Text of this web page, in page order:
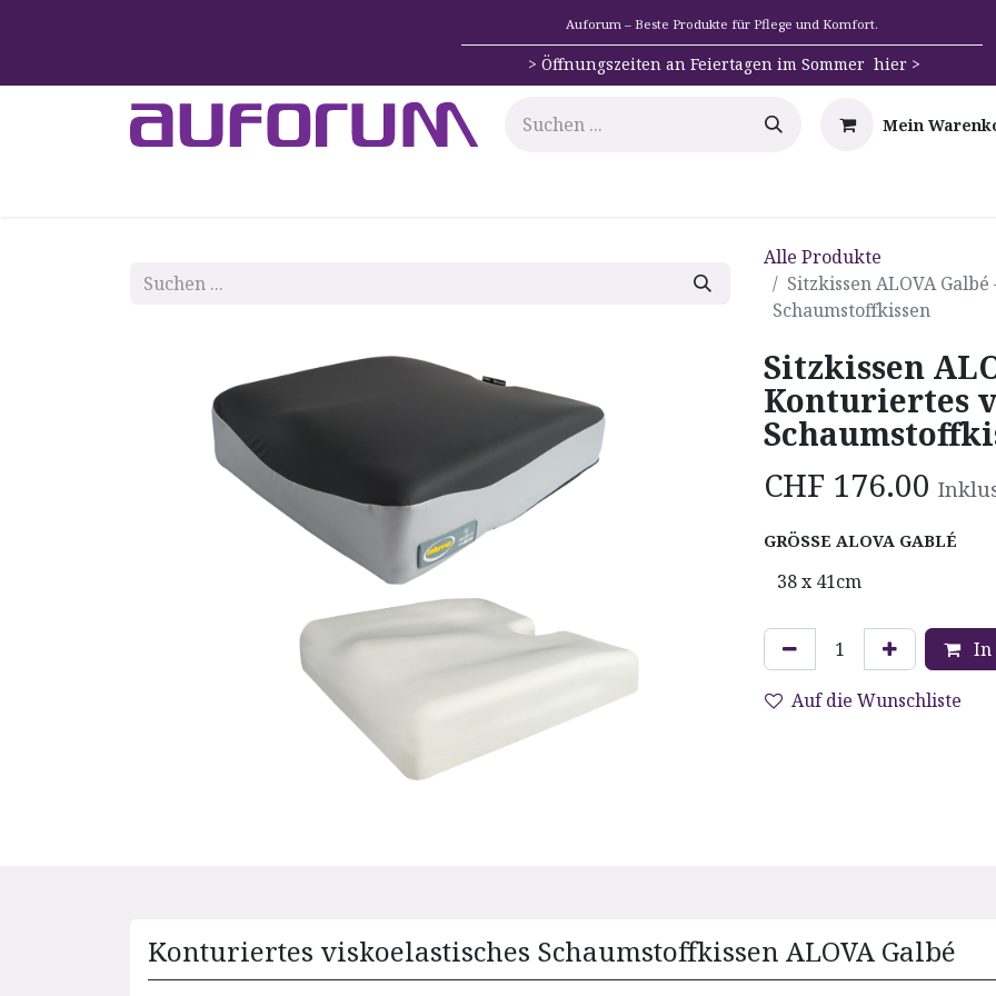
Auforum – Beste Produkte für Pflege und Komfort.
> Öffnungszeiten an Feiertagen im Sommer hier >
Mein
Alle Produkte
Sitzkissen ALOVA
Schaumstoffkissen
Sitzkissen
Konturiertes
CHF 176.00
GRÖSSE ALOVA GABLÉ
In
Auf die Wunschliste
Konturiertes viskoelastisches Schaumstoffkissen ALOVA Galbé